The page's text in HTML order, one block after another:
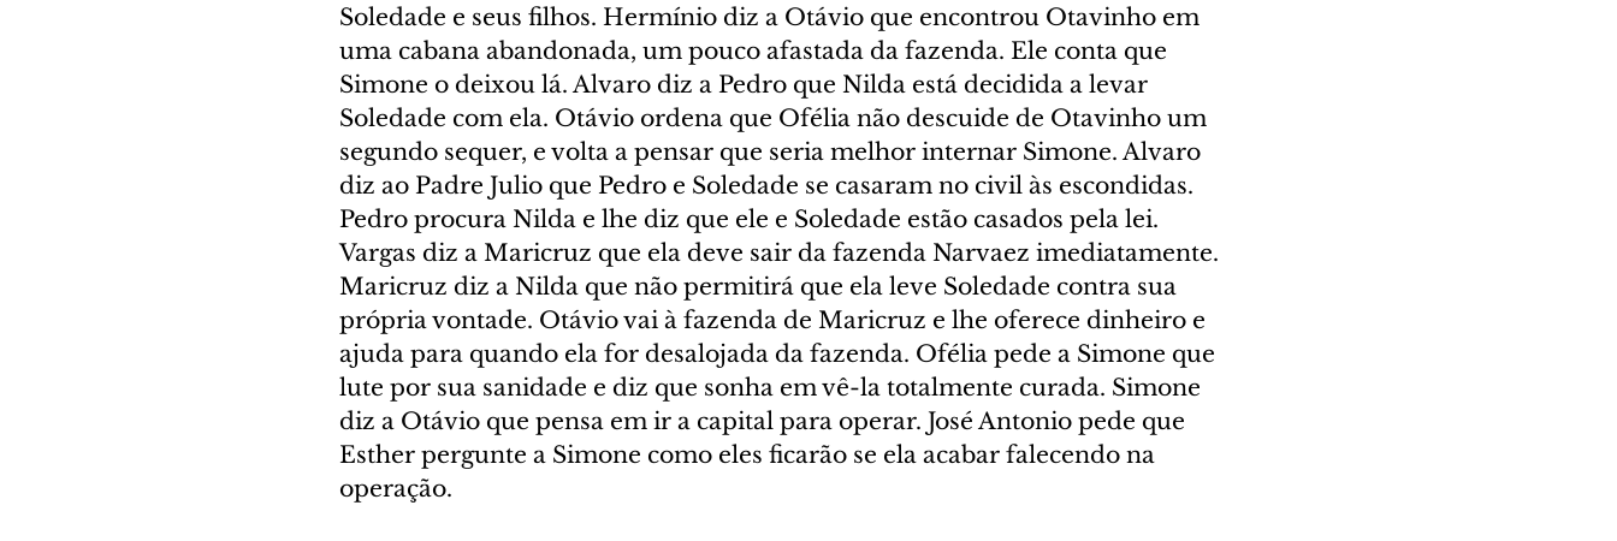
Soledade e seus filhos. Hermínio diz a Otávio que encontrou Otavinho em
uma cabana abandonada, um pouco afastada da fazenda. Ele conta que
Simone o deixou lá. Alvaro diz a Pedro que Nilda está decidida a levar
Soledade com ela. Otávio ordena que Ofélia não descuide de Otavinho um
segundo sequer, e volta a pensar que seria melhor internar Simone. Alvaro
diz ao Padre Julio que Pedro e Soledade se casaram no civil às escondidas.
Pedro procura Nilda e lhe diz que ele e Soledade estão casados pela lei.
Vargas diz a Maricruz que ela deve sair da fazenda Narvaez imediatamente.
Maricruz diz a Nilda que não permitirá que ela leve Soledade contra sua
própria vontade. Otávio vai à fazenda de Maricruz e lhe oferece dinheiro e
ajuda para quando ela for desalojada da fazenda. Ofélia pede a Simone que
lute por sua sanidade e diz que sonha em vê-la totalmente curada. Simone
diz a Otávio que pensa em ir a capital para operar. José Antonio pede que
Esther pergunte a Simone como eles ficarão se ela acabar falecendo na
operação.